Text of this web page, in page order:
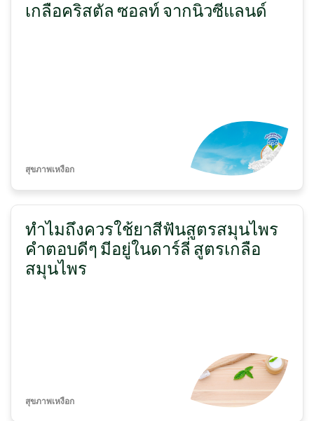
เกลือคริสตัล ซอลท์ จากนิวซีแลนด์
สุขภาพเหงือก
ทำไมถึงควรใช้ยาสีฟันสูตรสมุนไพร
คำตอบดีๆ มีอยู่ในดาร์ลี่ สูตรเกลือ
สมุนไพร
สุขภาพเหงือก